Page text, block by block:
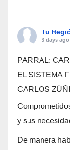
Tu
3 days ago
PARRAL:
EL SISTEMA
CARLOS
y sus
De manera